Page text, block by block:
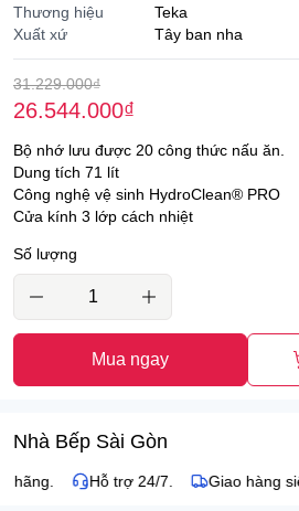
Thương hiệu
Teka
Xuất xứ
Tây ban nha
31.229.000₫
26.544.000₫
Bộ nhớ lưu được 20 công thức nấu ăn.
Dung tích 71 lít
Công nghệ vệ sinh HydroClean® PRO
Cửa kính 3 lớp cách nhiệt
Số lượng
Mua ngay
Nhà Bếp Sài Gòn
hãng. Hỗ trợ 24/7. Giao hàng